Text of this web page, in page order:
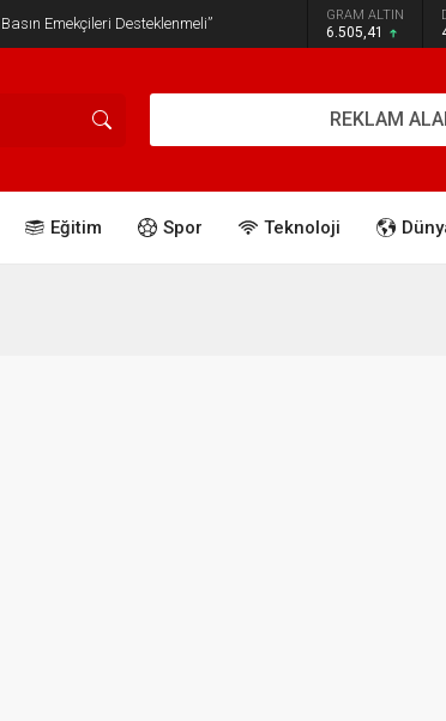
Emekçileri Desteklenmeli” GRAM ALTIN
6.505,41
REKLAM
Eğitim Spor Teknoloji